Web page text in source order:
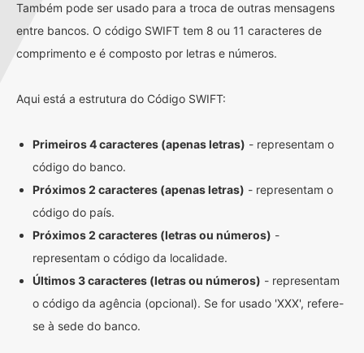
Também pode ser usado para a troca de outras mensagens
entre bancos. O código SWIFT tem 8 ou 11 caracteres de
comprimento e é composto por letras e números.
Aqui está a estrutura do Código SWIFT:
Primeiros 4 caracteres (apenas letras) - representam o
código do banco.
Próximos 2 caracteres (apenas letras) - representam o
código do país.
Próximos 2 caracteres (letras ou números) -
representam o código da localidade.
Últimos 3 caracteres (letras ou números) - representam
o código da agência (opcional). Se for usado 'XXX', refere-
se à sede do banco.